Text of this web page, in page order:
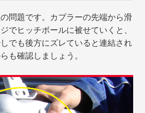
問題です。カプラーの先端から滑
でヒッチボールに被せていくと、
でも後方にズレていると連結され
も確認しましょう。